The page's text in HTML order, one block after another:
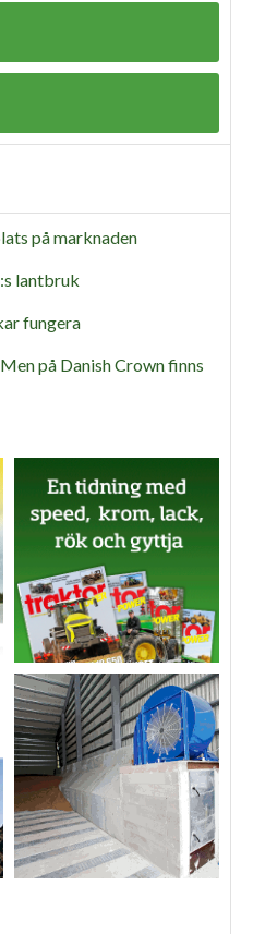
på marknaden
lantbruk
fungera
på Danish Crown finns